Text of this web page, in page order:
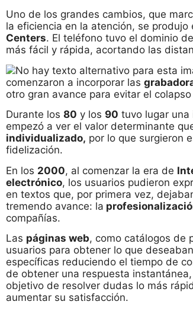
Uno de los grandes cambios, que
la eficiencia en la atención, se produjo
Centers. El teléfono tuvo el dominio
más fácil y rápida, acortando las
comenzaron a incorporar las
otro gran avance para evitar el
Durante los 80 y los 90 tuvo lugar una
empezó a ver el valor determinante
individualizado, por lo que surgieron
fidelización.
En los 2000, al comenzar la era de
electrónico, los usuarios pudieron
en textos que, por primera vez,
tremendo avance: la
compañías.
Las páginas web, como catálogos de
usuarios para obtener lo que
específicas reduciendo el tiempo de
de obtener una respuesta
objetivo de resolver dudas lo más
aumentar su satisfacción.